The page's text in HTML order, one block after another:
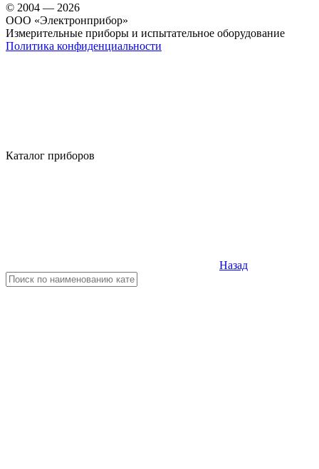
© 2004 — 2026
OOO «Электронприбор»
Измерительные приборы и испытательное оборудование
Политика конфиденциальности
Каталог приборов
Назад